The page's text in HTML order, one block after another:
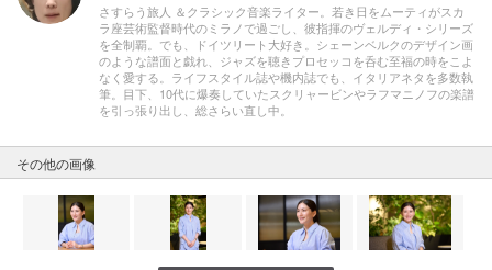
さすらう旅人 ＆クラシック音楽ライター。若き日をムーティがスカ
ラ座芸術監督時代のミラノで過ごし、彼指揮のヴェルディ・シリーズ
を全制覇。でも、ドイツリート大好き。シェーンベルクのデザイン画
のような譜面と戯れ、ジャズを聴きプロセッコを呑む至福の時をこよ
なく愛する。ライフスタイル誌や機内誌でも、イタリアネタを多数執
筆。目下、10代に爆奏していたスクリャービンやラフマニノフの楽譜
を引っ張り出し、総さらい直し中。
その他の画像